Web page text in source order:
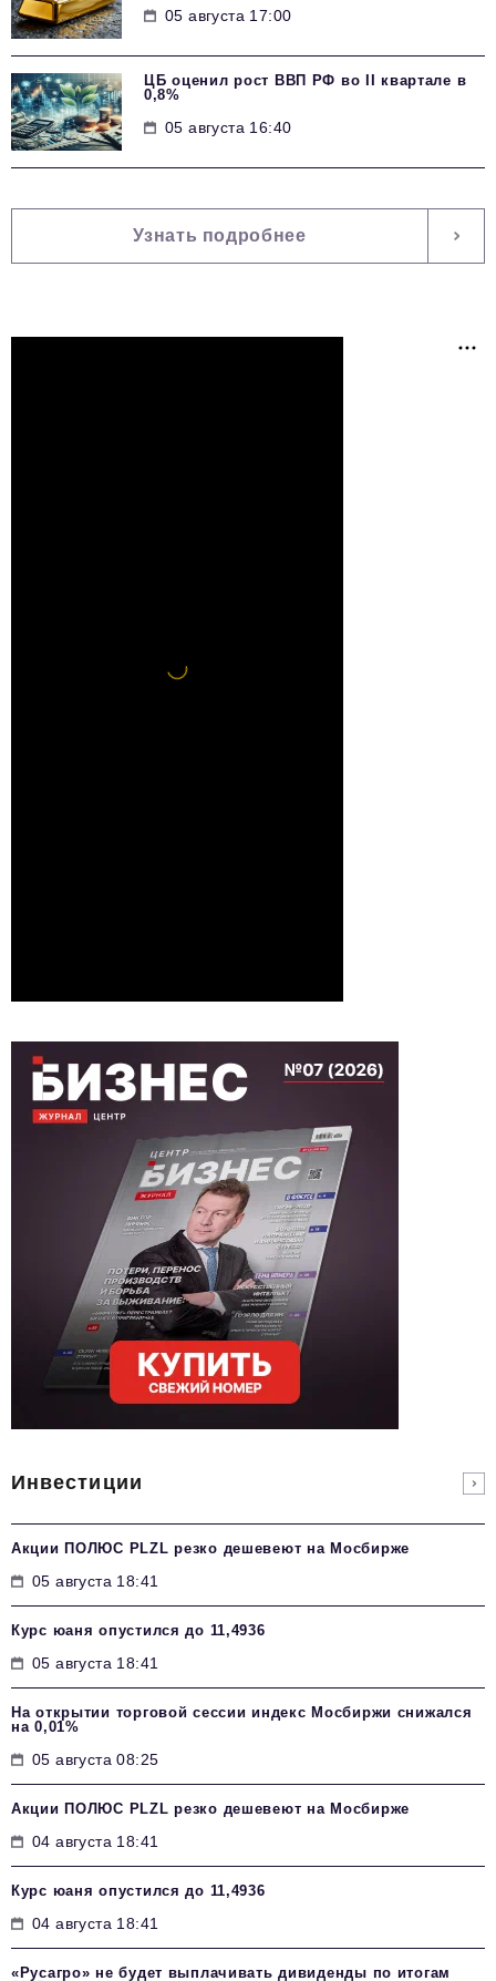
05 августа 17:00
ЦБ оценил рост ВВП РФ во II квартале в
0,8%
05 августа 16:40
Узнать подробнее
Инвестиции
Акции ПОЛЮС PLZL резко дешевеют на Мосбирже
05 августа 18:41
Курс юаня опустился до 11,4936
05 августа 18:41
На открытии торговой сессии индекс Мосбиржи снижался
на 0,01%
05 августа 08:25
Акции ПОЛЮС PLZL резко дешевеют на Мосбирже
04 августа 18:41
Курс юаня опустился до 11,4936
04 августа 18:41
«Русагро» не будет выплачивать дивиденды по итогам